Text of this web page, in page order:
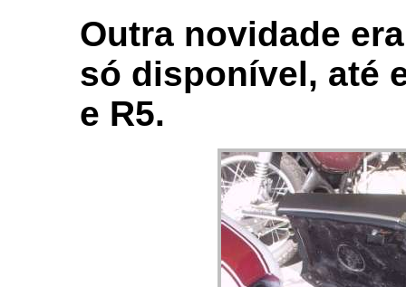
Outra novidade
só disponível, até
e R5.